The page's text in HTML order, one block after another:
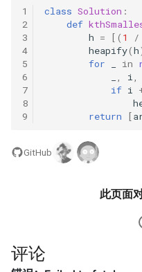
29. 顺时针打印矩阵
30. 包含 min 函数的栈
31. 栈的压入、弹出序列
32.1. 从上到下打印二叉树
32.2. 从上到下打印二叉树 II
32.3. 从上到下打印二叉树
33. 二叉搜索树的后序遍
列
24. 反转链表
25. 链表中的两数相加
26. 重排链表
27. 回文链表
28. 展平多级双向链表
29. 排序的循环链表
30. 插入、删除和随机访
是 O(1) 的容器
4.4. 检查平衡性
4.5. 合法二叉搜索树
4.6. 后继者
4.8. 首个共同祖先
4.9. 二叉搜索树序列
5.1. 插入
1
2
3
4
5
6
7
8
9
class Solution :
def
h = [( 1 /
heapify(h
for
in
, i,
if i
return
[
GitHub
此页面
评论